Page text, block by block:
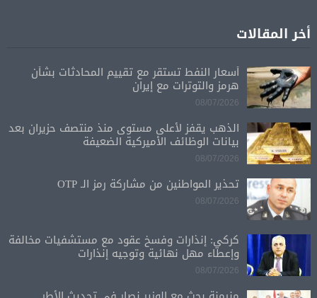
أخر المقالات
أسعار النفط تستقر مع تقييم المحادثات بشأن
هرمز والتوترات مع إيران
08/07/2026
الذهب يقفز لأعلى مستوى منذ منتصف حزيران بعد
بيانات الوظائف الأميركية الضعيفة
08/07/2026
تحذير المواطنين من مشاركة رمز الـ OTP
08/07/2026
كركي: إنذارات وفسخ عقود مع مستشفيات مخالفة
وإعطاء مهل نهائية وتوجيه إنذارات
08/07/2026